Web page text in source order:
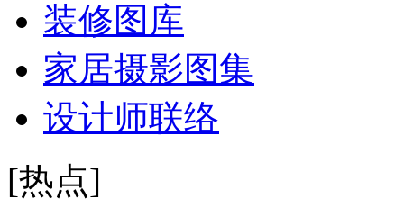
装修图库
家居摄影图集
设计师联络
[热点]